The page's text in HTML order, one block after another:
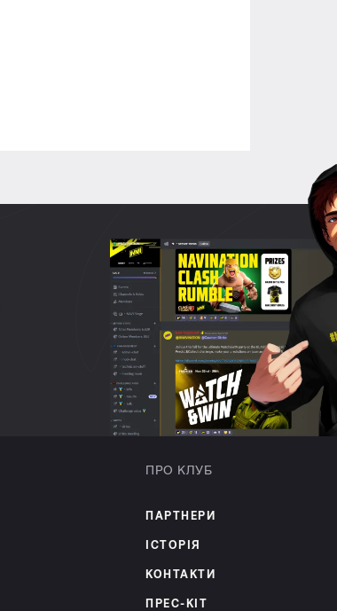
ПРО КЛУБ
ПАРТНЕРИ
ІСТОРІЯ
КОНТАКТИ
ПРЕС-КІТ